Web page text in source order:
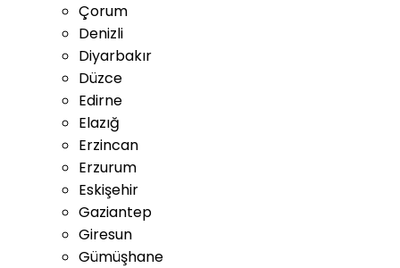
Çorum
Denizli
Diyarbakır
Düzce
Edirne
Elazığ
Erzincan
Erzurum
Eskişehir
Gaziantep
Giresun
Gümüşhane